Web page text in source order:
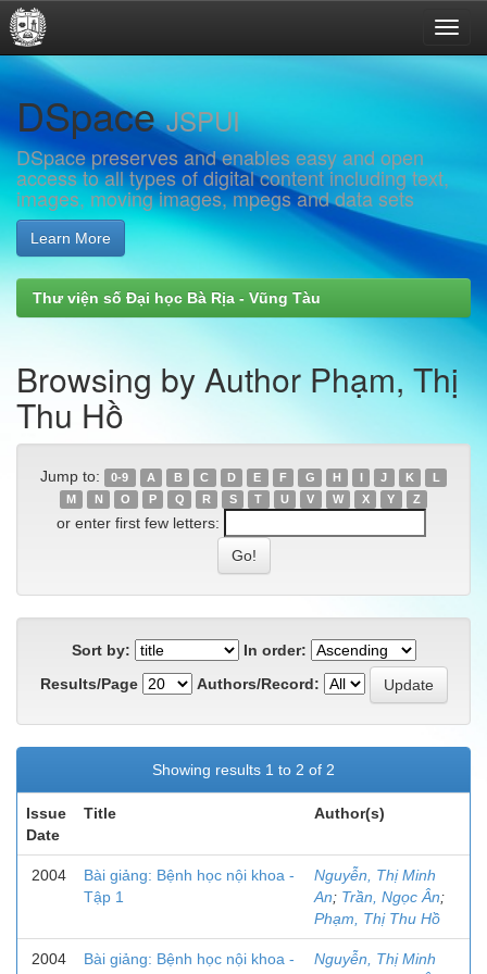
navigation
DSpaceJSPUI
DSpace preserves and enables easy and open
access to all types of digital content including text,
images, moving images, mpegs and data sets
Learn More
Thư viện số Đại học Bà Rịa - Vũng Tàu
Browsing by Author Phạm, Thị
Thu Hồ
Jump to: 0-9 A B C D E F G H I J K
L
M
N O P Q R S T U V W X Y Z
or enter first few letters:
Sort by:
In order:
Results/Page
Authors/Record:
Showing results 1 to 2 of 2
Issue
Date
Title Author(s)
2004
Bài giảng: Bệnh học nội khoa -
Tập 1
Nguyễn, Thị Minh
An; Trần, Ngọc Ân;
Phạm, Thị Thu Hồ
2004
Bài giảng: Bệnh học nội khoa -
Nguyễn, Thị Minh